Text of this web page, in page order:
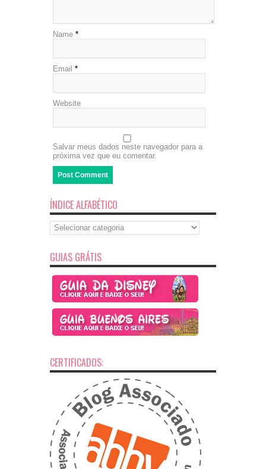
Name *
Email *
Website
Salvar meus dados neste navegador para a
próxima vez que eu comentar.
ÍNDICE ALFABÉTICO
Índice
Alfabético
GUIAS GRÁTIS
CERTIFICADOS: